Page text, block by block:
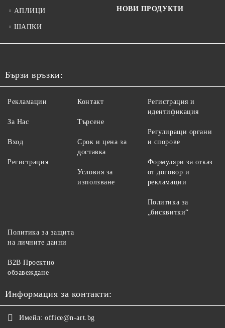
АПЛИЦИ
ШАПКИ
НОВИ ПРОДУКТИ
Бързи връзки:
Рекламации
За Нас
Вход
Регистрация
Контакт
Търсене
Срок и цена за
доставка
Условия за
използване
Регистрация и
идентификация
Регулиращи органи
и спорове
Формуляри за отказ
от договор и
рекламации
Политика за
„бисквитки“
Политика за защита
на личните данни
B2B Проектно
обзавеждане
Информация за контакти:
Имейл: office@n-art.bg